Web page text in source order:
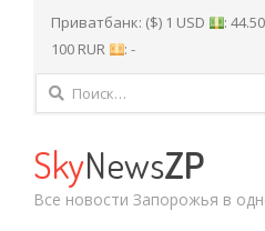
Приватбанк: ($) 1 USD :
100 RUR
: -
Найти:
SkyNewsZP
Все новости Запорожья в